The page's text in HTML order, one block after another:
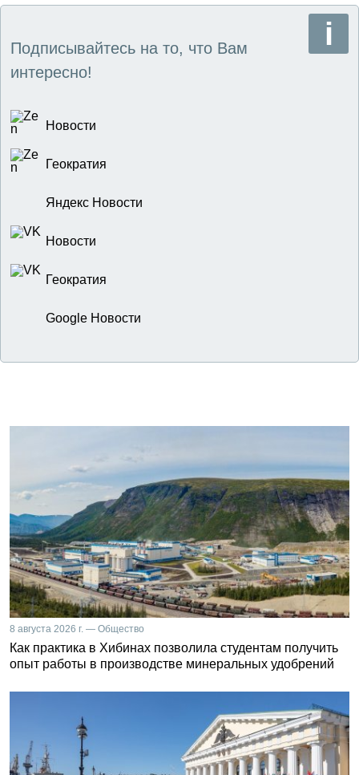
Подписывайтесь на то, что Вам
интересно!
Новости
Геократия
Яндекс Новости
Новости
Геократия
Google Новости
8 августа 2026 г. — Общество
Как практика в Хибинах позволила студентам получить
опыт работы в производстве минеральных удобрений